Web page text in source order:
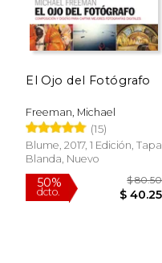
El Ojo del Fotógrafo
Freeman, Michael
(15)
Blume, 2017, 1 Edición, Tapa
Blanda, Nuevo